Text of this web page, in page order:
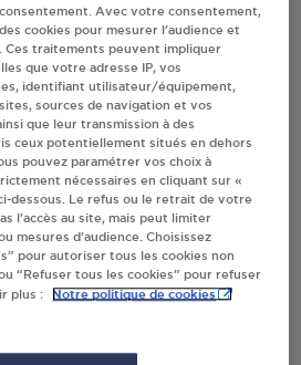
Antargaz
Villes
SARL GUISCRIFF
S'Y RENDRE
Avec votre consentement,
cookies pour mesurer l’audience et
Ces traitements peuvent impliquer
que votre adresse IP, vos
identifiant utilisateur/équipement,
sources de navigation et vos
que leur transmission à des
ceux potentiellement situés en dehors
pouvez paramétrer vos choix à
nécessaires en cliquant sur «
dessous. Le refus ou le retrait de votre
l’accès au site, mais peut limiter
mesures d’audience. Choisissez
pour autoriser tous les cookies non
“Refuser tous les cookies” pour refuser
plus :
Notre politique de cookies